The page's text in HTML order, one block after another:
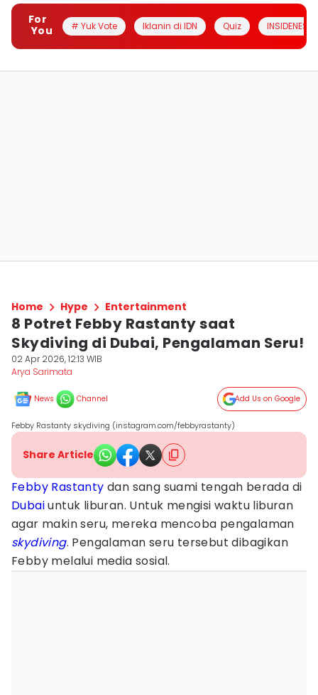
For
You
# Yuk Vote Iklanin di IDN Quiz INSIDENESIA
Home Hype Entertainment
8 Potret Febby Rastanty saat
Skydiving di Dubai, Pengalaman Seru!
02 Apr 2026, 12:13 WIB
Arya Sarimata
News Channel Add Us on Google
Febby Rastanty skydiving (instagram.com/febbyrastanty)
Share Article
Febby Rastanty dan sang suami tengah berada di
Dubaiuntuk liburan. Untuk mengisi waktu liburan
agar makin seru, mereka mencoba pengalaman
skydiving. Pengalaman seru tersebut dibagikan
Febby melalui media sosial.